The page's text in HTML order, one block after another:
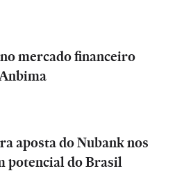
mercado financeiro
aposta do Nubank nos
potencial do Brasil